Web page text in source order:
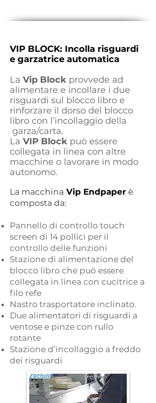
VIP BLOCK: Incolla risguardi
e garzatrice automatica
La Vip Block provvede ad
alimentare e incollare i due
risguardi sul blocco libro e
rinforzare il dorso del blocco
libro con l’incollaggio della
garza/carta.
La VIP Block può essere
collegata in linea con altre
macchine o lavorare in modo
autonomo.
La macchina Vip Endpaper è
composta da:
Pannello di controllo touch
screen di 14 pollici per il
controllo delle funzioni
Stazione di alimentazione del
blocco libro che può essere
collegata in linea con cucitrice a
filo refe
Nastro trasportatore inclinato.
Due alimentatori di risguardi a
ventose e pinze con rullo
rotante
Stazione d’incollaggio a freddo
dei risguardi